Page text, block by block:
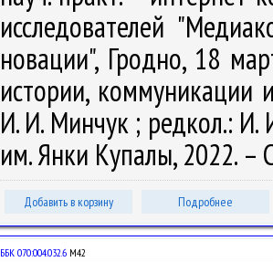
исследователей
новации", Гродно, 18
истории, коммуникации
И. И. Минчук ; редкол.: И.
им. Янки Купалы, 2022. –
Добавить в корзину Подробнее
ББК 070:004.032.6 М42